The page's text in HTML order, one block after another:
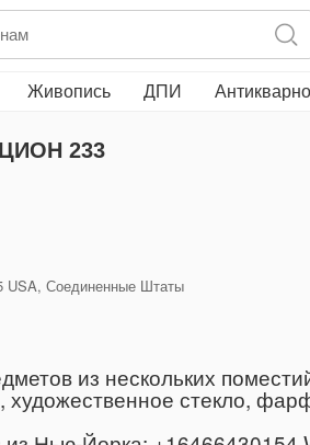
Живопись ДПИ
233
USA, Соединенные Штаты
из нескольких
стекло,